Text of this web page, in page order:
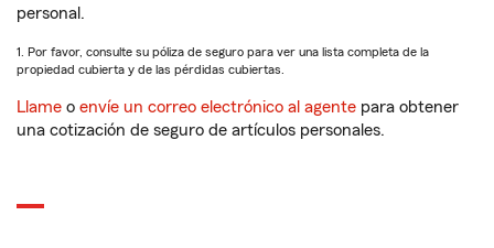
personal.
1. Por favor, consulte su póliza de seguro para ver una lista completa de la
propiedad cubierta y de las pérdidas cubiertas.
Llame o envíe un correo electrónico al agente para obtener
una cotización de seguro de artículos personales.